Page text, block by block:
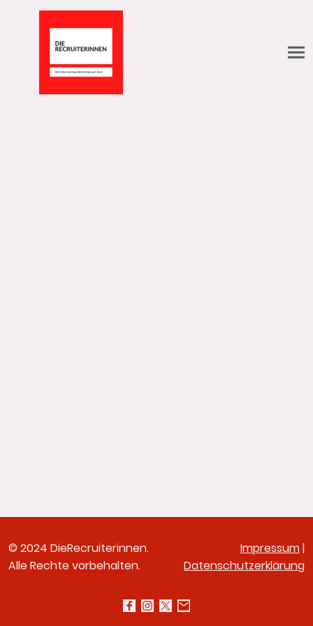
© 2024 DieRecruiterinnen.
Alle Rechte vorbehalten.
Impressum|
Datenschutzerklärung